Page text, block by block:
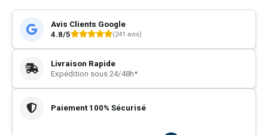
Avis Clients Google
4.8/5
(241 avis)
Livraison Rapide
Expédition sous 24/48h*
Paiement 100% Sécurisé